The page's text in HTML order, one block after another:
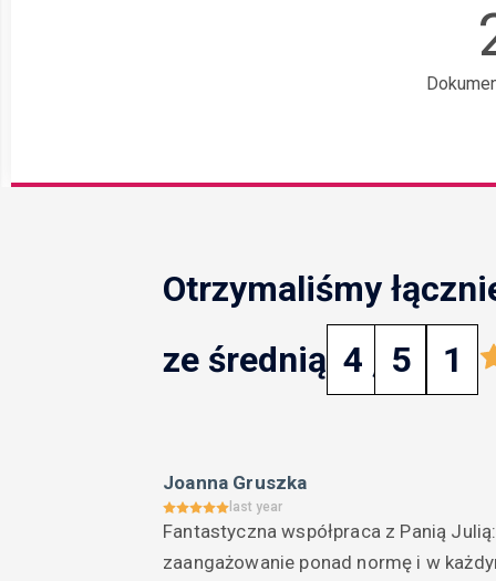
Otrzymaliśmy
ze średnią 4 5 1
Joanna Gruszka
last year
Fantastyczna współpraca z Panią
zaangażowanie ponad normę i w